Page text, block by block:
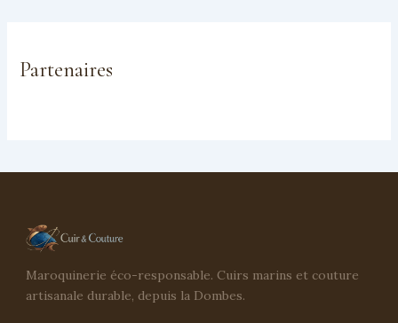
Partenaires
Maroquinerie éco-responsable. Cuirs marins et couture
artisanale durable, depuis la Dombes.